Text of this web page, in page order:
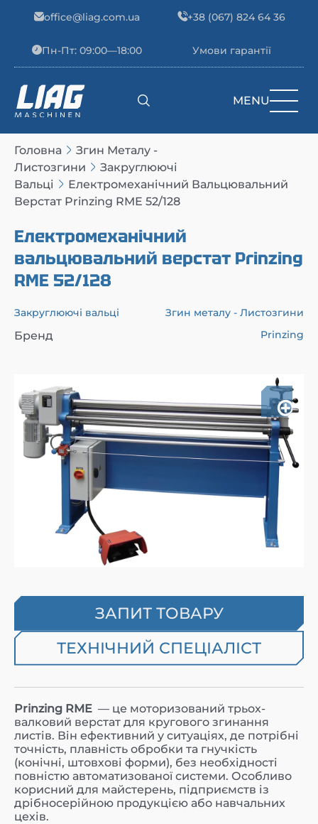
office@liag.com.ua +38 (067) 824 64 36
Пн-Пт: 09:00—18:00 Умови гарантії
Main Navigation MENU
Головна
Згин Металу -
Листозгини
Закруглюючі
Вальці
Електромеханічний Вальцювальний
Верстат Prinzing RME 52/128
Електромеханічний
вальцювальний верстат Prinzing
RME 52/128
Закруглюючі вальці Згин металу - Листозгини
Бренд Prinzing
ЗАПИТ ТОВАРУ
ТЕХНІЧНИЙ СПЕЦІАЛІСТ
Prinzing RME — це моторизований трьох-
валковий верстат для кругового згинання
листів. Він ефективний у ситуаціях, де потрібні
точність, плавність обробки та гнучкість
(конічні, штовхові форми), без необхідності
повністю автоматизованої системи. Особливо
корисний для майстерень, підприємств із
дрібносерійною продукцією або навчальних
цехів.